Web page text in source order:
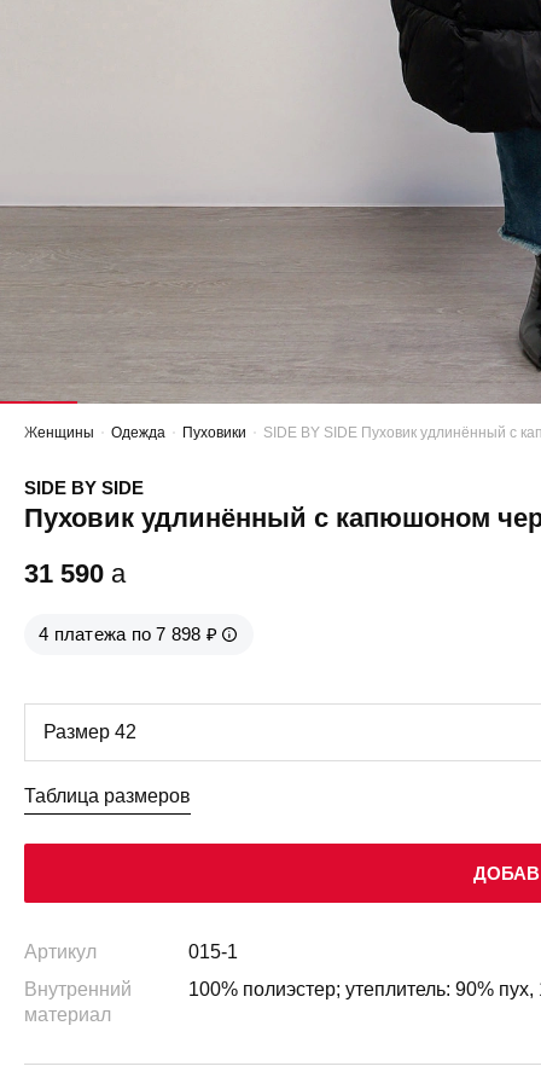
Женщины Одежда Пуховики SIDE BY SIDE Пуховик удлинённый с
SIDE BY SIDE
Пуховик удлинённый с капюшоном
31 590 a
4 платежа по 7 898 ₽
Таблица размеров
Артикул
015-1
Внутренний
материал
100% полиэстер; утеплитель: 90%